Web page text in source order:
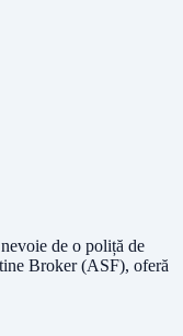
de o poliță de
Broker (ASF), oferă